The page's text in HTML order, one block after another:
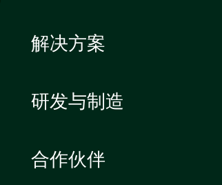
解决方案
研发与制造
合作伙伴